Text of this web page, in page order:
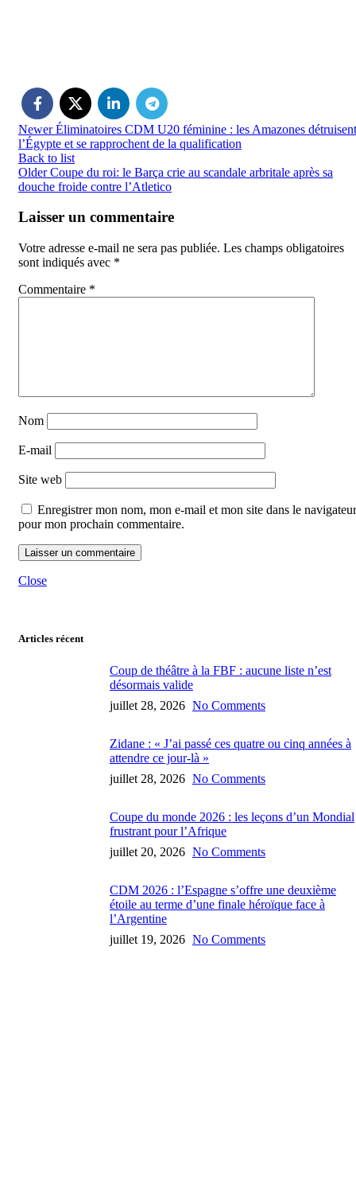
Newer Éliminatoires CDM U20 féminine : les Amazones détruisent
l’Égypte et se rapprochent de la qualification
Back to list
Older Coupe du roi: le Barça crie au scandale arbritale après sa
douche froide contre l’Atletico
Laisser un commentaire
Votre adresse e-mail ne sera pas publiée. Les champs obligatoires
sont indiqués avec *
Commentaire *
Nom
E-mail
Site web
Enregistrer mon nom, mon e-mail et mon site dans le navigateur
pour mon prochain commentaire.
Close
Articles récent
Coup de théâtre à la FBF : aucune liste n’est
désormais valide
juillet 28, 2026 No Comments
Zidane : « J’ai passé ces quatre ou cinq années à
attendre ce jour-là »
juillet 28, 2026 No Comments
Coupe du monde 2026 : les leçons d’un Mondial
frustrant pour l’Afrique
juillet 20, 2026 No Comments
CDM 2026 : l’Espagne s’offre une deuxième
étoile au terme d’une finale héroïque face à
l’Argentine
juillet 19, 2026 No Comments